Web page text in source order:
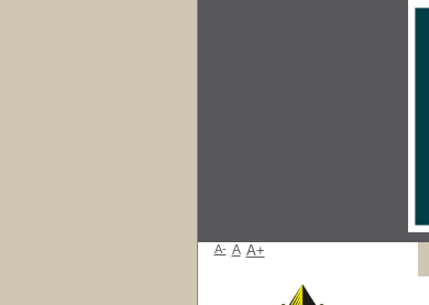
A- A A+